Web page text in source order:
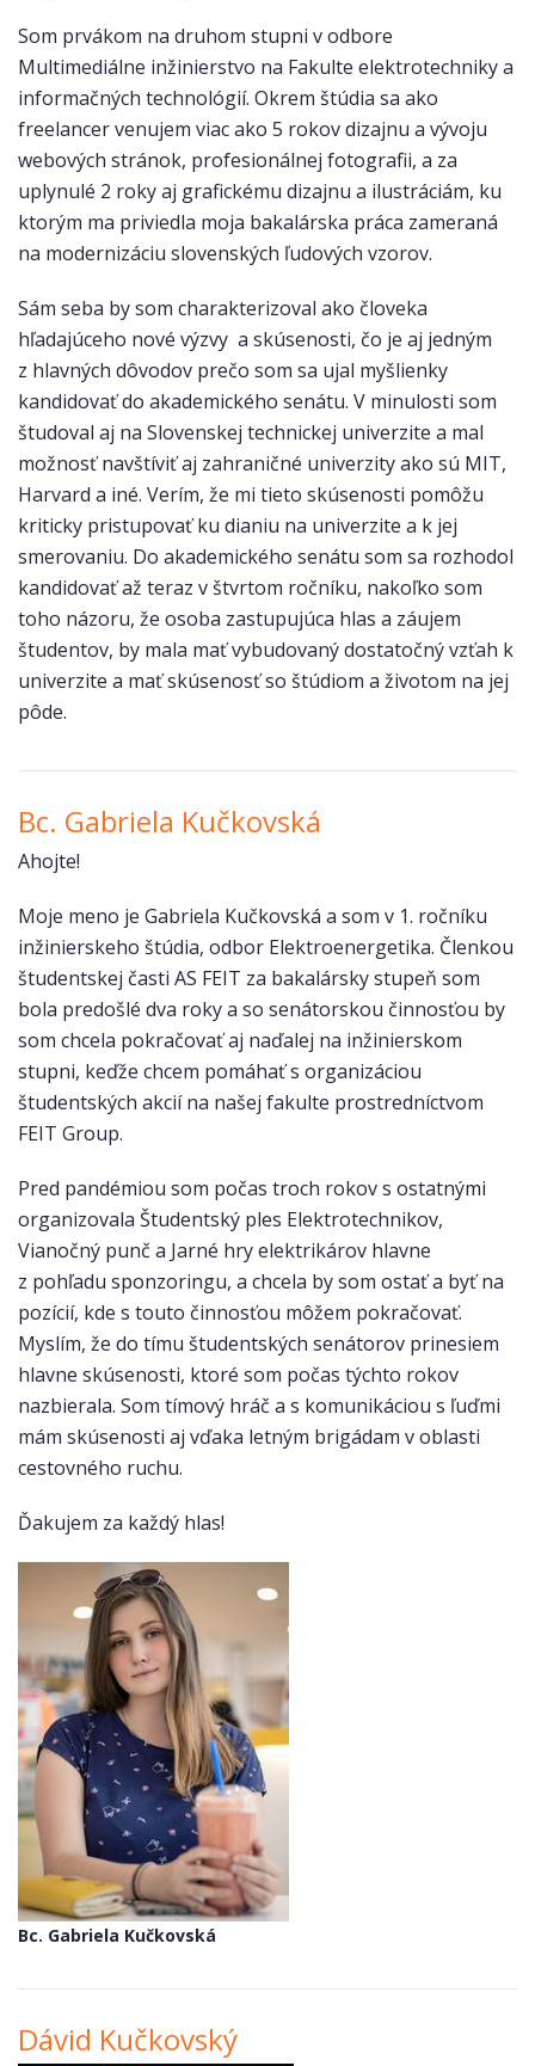
Som prvákom na druhom stupni v odbore
Multimediálne inžinierstvo na Fakulte elektrotechniky a
informačných technológií. Okrem štúdia sa ako
freelancer venujem viac ako 5 rokov dizajnu a vývoju
webových stránok, profesionálnej fotografii, a za
uplynulé 2 roky aj grafickému dizajnu a ilustráciám, ku
ktorým ma priviedla moja bakalárska práca zameraná
na modernizáciu slovenských ľudových vzorov.
Sám seba by som charakterizoval ako človeka
hľadajúceho nové výzvy a skúsenosti, čo je aj jedným
z hlavných dôvodov prečo som sa ujal myšlienky
kandidovať do akademického senátu. V minulosti som
študoval aj na Slovenskej technickej univerzite a mal
možnosť navštíviť aj zahraničné univerzity ako sú MIT,
Harvard a iné. Verím, že mi tieto skúsenosti pomôžu
kriticky pristupovať ku dianiu na univerzite a k jej
smerovaniu. Do akademického senátu som sa rozhodol
kandidovať až teraz v štvrtom ročníku, nakoľko som
toho názoru, že osoba zastupujúca hlas a záujem
študentov, by mala mať vybudovaný dostatočný vzťah k
univerzite a mať skúsenosť so štúdiom a životom na jej
pôde.
Bc. Gabriela Kučkovská
Ahojte!
Moje meno je Gabriela Kučkovská a som v 1. ročníku
inžinierskeho štúdia, odbor Elektroenergetika. Členkou
študentskej časti AS FEIT za bakalársky stupeň som
bola predošlé dva roky a so senátorskou činnosťou by
som chcela pokračovať aj naďalej na inžinierskom
stupni, keďže chcem pomáhať s organizáciou
študentských akcií na našej fakulte prostredníctvom
FEIT Group.
Pred pandémiou som počas troch rokov s ostatnými
organizovala Študentský ples Elektrotechnikov,
Vianočný punč a Jarné hry elektrikárov hlavne
z pohľadu sponzoringu, a chcela by som ostať a byť na
pozícií, kde s touto činnosťou môžem pokračovať.
Myslím, že do tímu študentských senátorov prinesiem
hlavne skúsenosti, ktoré som počas týchto rokov
nazbierala. Som tímový hráč a s komunikáciou s ľuďmi
mám skúsenosti aj vďaka letným brigádam v oblasti
cestovného ruchu.
Ďakujem za každý hlas!
Bc. Gabriela Kučkovská
Dávid Kučkovský